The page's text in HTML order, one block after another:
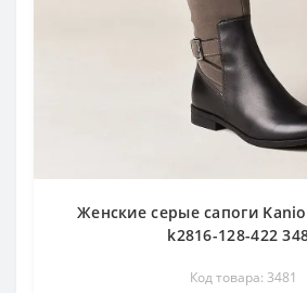
Женские серые сапоги
k2816-128-422
Код товара: 3481